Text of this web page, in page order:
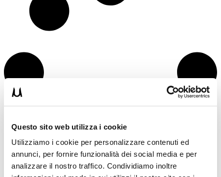
Questo sito web utilizza i cookie
Utilizziamo i cookie per personalizzare contenuti ed
annunci, per fornire funzionalità dei social media e per
analizzare il nostro traffico. Condividiamo inoltre